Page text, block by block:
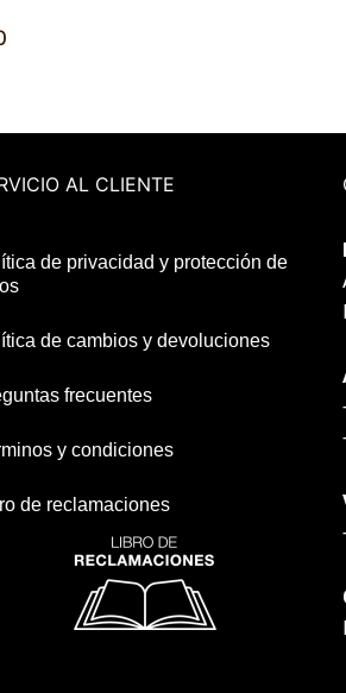
AL CLIENTE
de privacidad y protección de
de cambios y devoluciones
frecuentes
y condiciones
de reclamaciones